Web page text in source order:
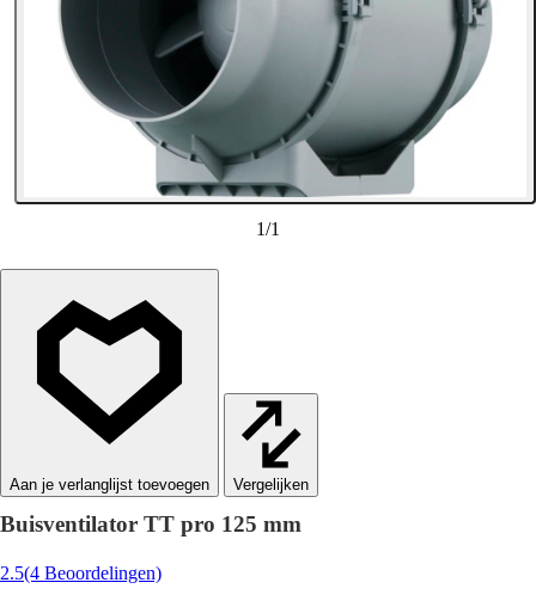
1/1
Vergelijken
Buisventilator TT pro 125 mm
2.5(4 Beoordelingen)